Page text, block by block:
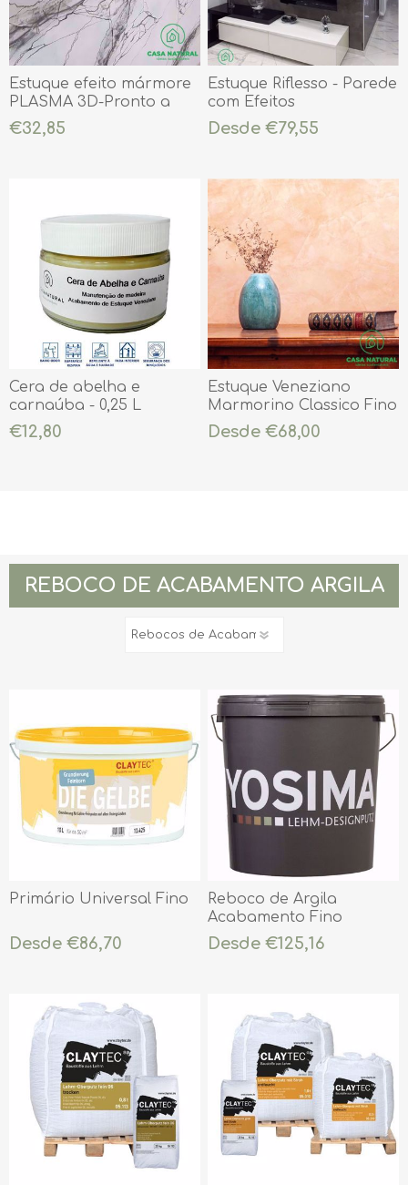
Estuque efeito mármore
PLASMA 3D-Pronto a
usar ( já colorido)
€32,85
Estuque Riflesso - Parede
com Efeitos
Desde €79,55
Cera de abelha e
carnaúba - 0,25 L
€12,80
Estuque Veneziano
Marmorino Classico Fino
Desde €68,00
REBOCO DE ACABAMENTO ARGILA
Primário Universal Fino
Desde €86,70
Reboco de Argila
Acabamento Fino
Colorido YOSIMA
Desde €125,16